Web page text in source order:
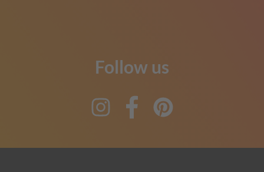
Follow us
InstagramFacebook